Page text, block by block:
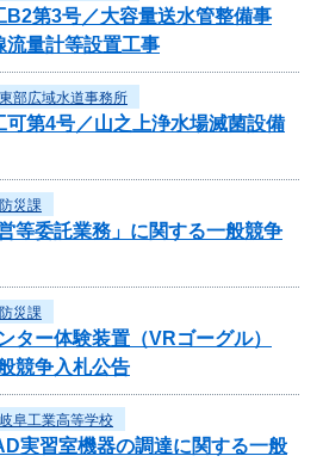
B2第3号／大容量送水管整備事
量計等設置工事
東部広域水道事務所
可第4号／山之上浄水場滅菌設備
防災課
等委託業務」に関する一般競争
防災課
ター体験装置（VRゴーグル）
競争入札公告
岐阜工業高等学校
実習室機器の調達に関する一般